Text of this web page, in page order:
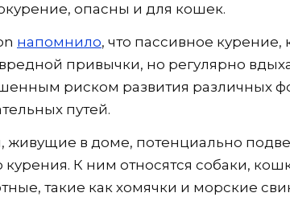
опасны и для кошек.
напомнило, что пассивное курение,
привычки, но регулярно
риском развития различных
путей.
в доме, потенциально
курения. К ним относятся собаки,
такие как хомячки и морские